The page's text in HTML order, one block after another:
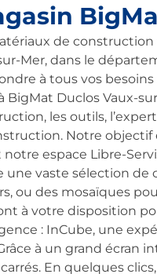
de
Mer, dans le
à tous vos
Duclos Vaux-
les outils,
Notre
espace Libre-
vaste sélection
ou des mosaïques
à votre disposition
: InCube, une
à un grand écran
En quelques